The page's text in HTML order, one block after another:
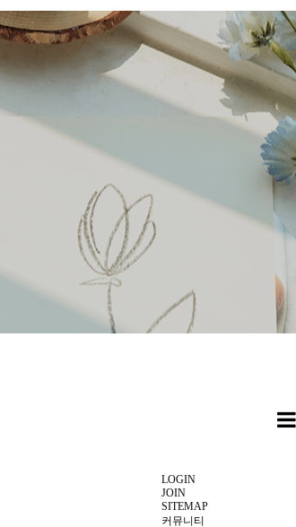
LOGIN
JOIN
SITEMAP
커뮤니티